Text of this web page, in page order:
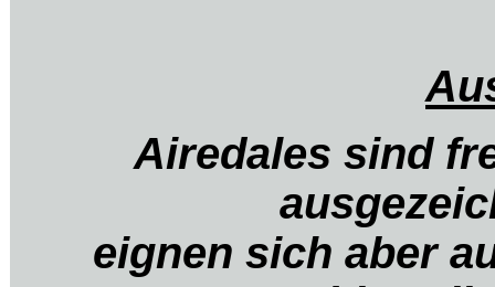
Airedales sind
eignen sich aber